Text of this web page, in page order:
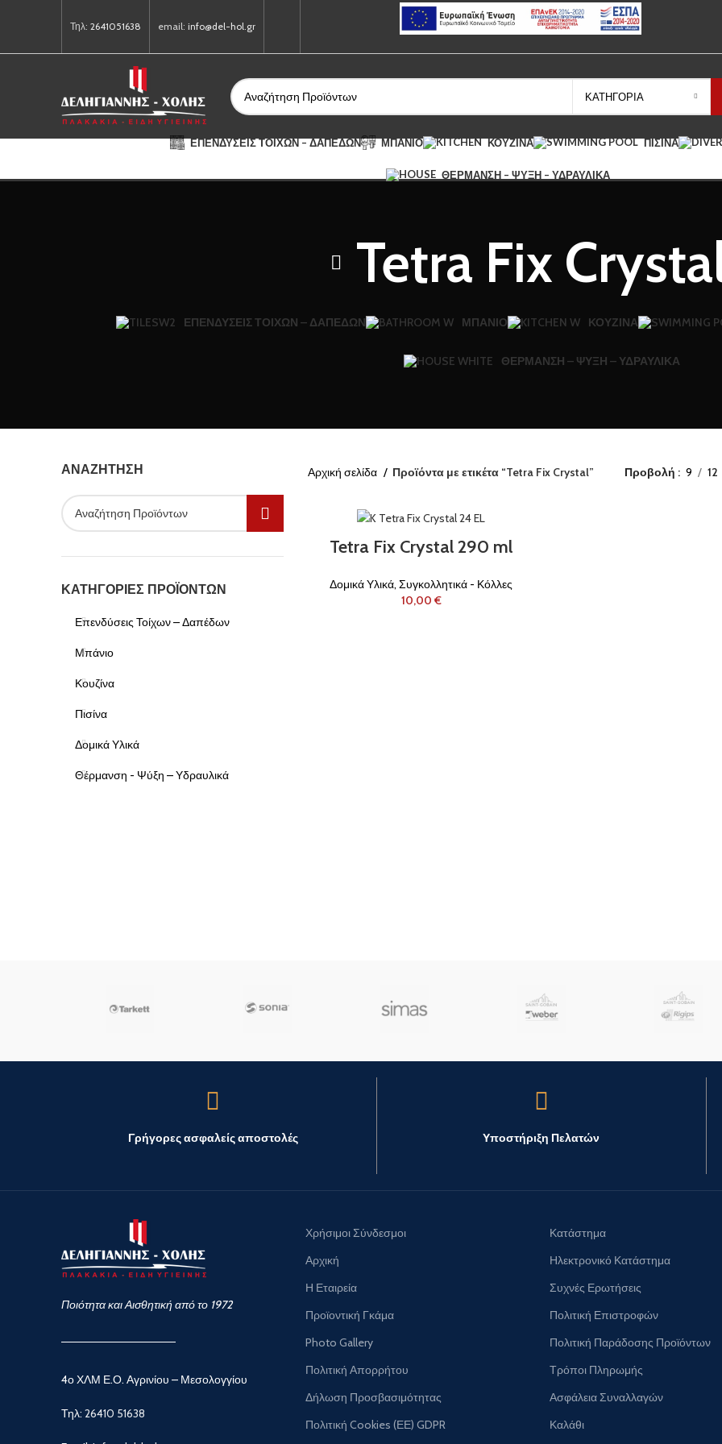
Τηλ: 2641051638 email: info@del-hol.gr
ΚΑΤΗΓΟΡΊΑ
ΕΠΕΝΔΎΣΕΙΣ ΤΟΊΧΩΝ – ΔΑΠΈΔΩΝ ΜΠΆΝΙΟ ΚΟΥΖΊΝΑ ΠΙΣΊΝΑ
ΘΈΡΜΑΝΣΗ – ΨΎΞΗ – ΥΔΡΑΥΛΙΚΆ
Tetra Fix
ΕΠΕΝΔΎΣΕΙΣ ΤΟΊΧΩΝ – ΔΑΠΈΔΩΝ ΜΠΆΝΙΟ ΚΟΥΖΊΝΑ
ΘΈΡΜΑΝΣΗ – ΨΎΞΗ – ΥΔΡΑΥΛΙΚΆ
ΑΝΑΖΉΤΗΣΗ
ΚΑΤΗΓΟΡΊΕΣ ΠΡΟΪΌΝΤΩΝ
Επενδύσεις Τοίχων – Δαπέδων
Μπάνιο
Κουζίνα
Πισίνα
Δομικά Υλικά
Θέρμανση - Ψύξη – Υδραυλικά
Αρχική σελίδα Προϊόντα με ετικέτα “Tetra Fix Crystal” Προβολή 9 12
Tetra Fix Crystal 290 ml
Δομικά Υλικά,Συγκολλητικά - Κόλλες
€
Γρήγορες ασφαλείς αποστολές Υποστήριξη Πελατών
Ποιότητα και Αισθητική από το 1972
4ο ΧΛΜ Ε.Ο. Αγρινίου – Μεσολογγίου
Τηλ: 26410 51638
Χρήσιμοι Σύνδεσμοι
Αρχική
Η Εταιρεία
Προϊοντική Γκάμα
Photo Gallery
Πολιτική Απορρήτου
Δήλωση Προσβασιμότητας
Πολιτική Cookies (ΕΕ) GDPR
Κατάστημα
Ηλεκτρονικό Κατάστημα
Συχνές Ερωτήσεις
Πολιτική Επιστροφών
Πολιτική Παράδοσης Προϊόντων
Τρόποι Πληρωμής
Ασφάλεια Συναλλαγών
Καλάθι